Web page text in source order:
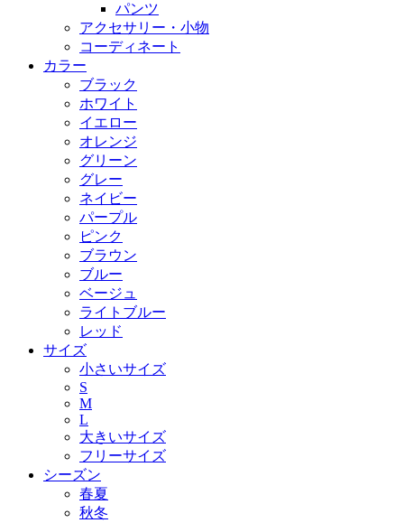
パンツ
アクセサリー・小物
コーディネート
カラー
ブラック
ホワイト
イエロー
オレンジ
グリーン
グレー
ネイビー
パープル
ピンク
ブラウン
ブルー
ベージュ
ライトブルー
レッド
サイズ
小さいサイズ
S
M
L
大きいサイズ
フリーサイズ
シーズン
春夏
秋冬